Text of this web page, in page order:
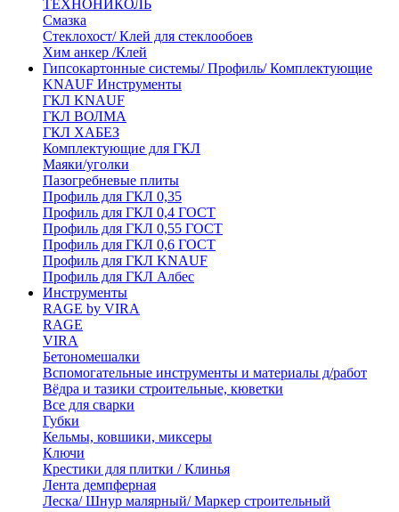
ТЕХНОНИКОЛЬ
Смазка
Стеклохост/ Клей для стеклообоев
Хим анкер /Клей
Гипсокартонные системы/ Профиль/ Комплектующие
KNAUF Инструменты
ГКЛ KNAUF
ГКЛ ВОЛМА
ГКЛ ХАБЕЗ
Комплектующие для ГКЛ
Маяки/уголки
Пазогребневые плиты
Профиль для ГКЛ 0,35
Профиль для ГКЛ 0,4 ГОСТ
Профиль для ГКЛ 0,55 ГОСТ
Профиль для ГКЛ 0,6 ГОСТ
Профиль для ГКЛ KNAUF
Профиль для ГКЛ Албес
Инструменты
RAGE by VIRA
RAGE
VIRA
Бетономешалки
Вспомогательные инструменты и материалы д/работ
Вёдра и тазики строительные, кюветки
Все для сварки
Губки
Кельмы, ковшики, миксеры
Ключи
Крестики для плитки / Клинья
Лента демпферная
Леска/ Шнур малярный/ Маркер строительный